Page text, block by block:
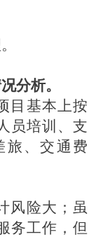
分析。
目基本上按
员培训、支
旅、交通费
风险大；虽
务工作，但